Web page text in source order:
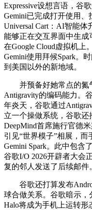
Expressive设想言语，谷
Gemini已完成打开使用、
Universal Cart：AI智能
能够正在交互界面中生
在Google Cloud虚拟机上
Gemini使用拜候Spark。
到美国以外的新地域。
并预备好她常点的氮
Antigravity的编码能力。
年炎天，谷歌通过
立一个操做系统，谷歌还
DeepMind首席施行官德米
引见“世界模子”相展，
Gemini Spark。此中包含
谷歌I/O 2026开辟者大会
复的邻人发送了后续邮件
谷歌还打算发布
球合做关系。谷歌暗示，
Halo将成为手机上运转